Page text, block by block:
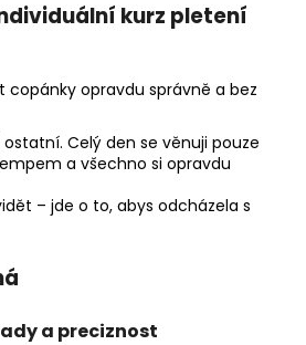
kurz pletení
copánky opravdu správně a bez
Celý den se věnuji pouze
a všechno si opravdu
– jde o to, abys odcházela s
a preciznost